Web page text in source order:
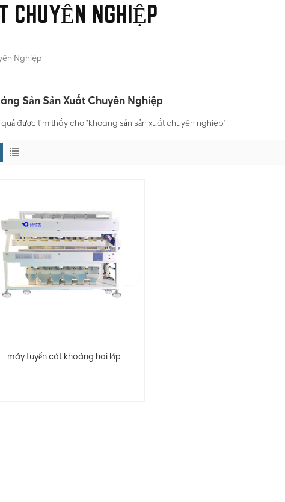
NGHIỆP
Nghiệp
Sản Sản Xuất Chuyên Nghiệp
quả được tìm thấy cho "khoáng sản sản xuất chuyên nghiệp"
máy tuyển cát khoáng hai lớp